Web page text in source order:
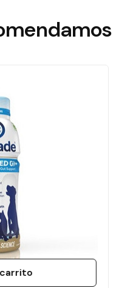
Chemical Ibérica
25 Ml